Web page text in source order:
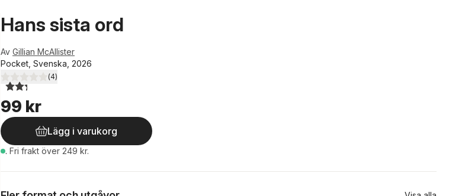
Hans sista ord
Av Gillian McAllister
Pocket, Svenska, 2026
2,3utav 5 stjärnor. Totalt antal röster:
(4)
99 kr
Lägg i varukorg
. Fri frakt över 249 kr.